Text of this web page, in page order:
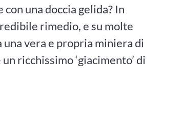
una doccia gelida? In
rimedio, e su molte
vera e propria miniera di
ricchissimo ‘giacimento’ di